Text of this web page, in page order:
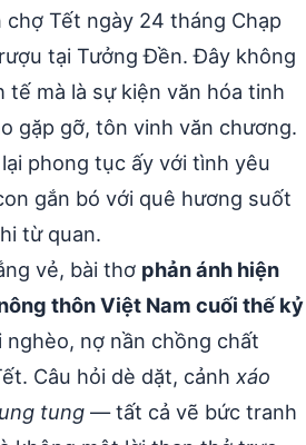
Tết ngày 24 tháng Chạp
tại Tưởng Đền. Đây không
tế mà là sự kiện văn hóa tinh
gặp gỡ, tôn vinh văn chương.
phong tục ấy với tình yêu
gắn bó với quê hương suốt
từ quan.
vẻ, bài thơ phản ánh hiện
thôn Việt Nam cuối thế kỷ
nợ nần chồng chất
Câu hỏi dè dặt, cảnh xáo
tung — tất cả vẽ bức tranh